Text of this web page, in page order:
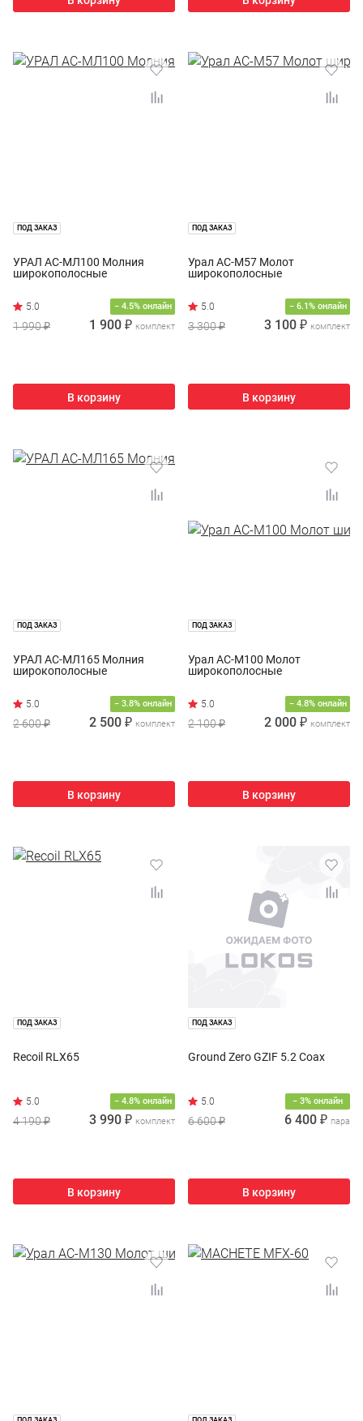
ПОД ЗАКАЗ
УРАЛ АС-МЛ100 Молния
широкополосные
− 4.5% онлайн
1 990 ₽ 1 900 ₽ комплект
В корзину
ПОД ЗАКАЗ
Урал АС-М57 Молот
широкополосные
− 6.1% онлайн
3 300 ₽ 3 100 ₽ комплект
В корзину
ПОД ЗАКАЗ
УРАЛ АС-МЛ165 Молния
широкополосные
− 3.8% онлайн
2 600 ₽ 2 500 ₽ комплект
В корзину
ПОД ЗАКАЗ
Урал АС-М100 Молот
широкополосные
− 4.8% онлайн
2 100 ₽ 2 000 ₽ комплект
В корзину
ПОД ЗАКАЗ
Recoil RLX65
− 4.8% онлайн
4 190 ₽ 3 990 ₽ комплект
В корзину
ПОД ЗАКАЗ
Ground Zero GZIF 5.2 Coax
− 3% онлайн
6 600 ₽ 6 400 ₽ пара
В корзину